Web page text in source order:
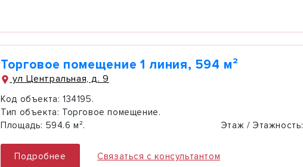
Торговое помещение 1 линия, 594 м²
ул Центральная, д. 9
Код объекта: 134195.
Тип объекта: Торговое помещение.
Площадь: 594.6 м². Этаж / Этажность:
Подробнее Связаться с консультантом